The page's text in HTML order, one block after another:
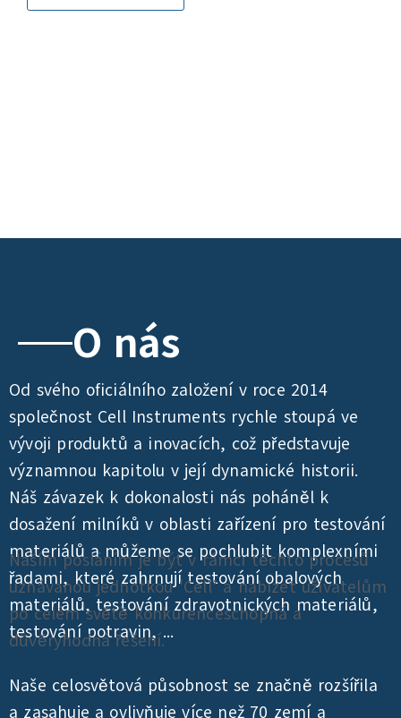
O nás
Od svého oficiálního založení v roce 2014
společnost Cell Instruments rychle stoupá ve
vývoji produktů a inovacích, což představuje
významnou kapitolu v její dynamické historii.
Náš závazek k dokonalosti nás poháněl k
dosažení milníků v oblasti zařízení pro testování
materiálů a můžeme se pochlubit komplexními
řadami, které zahrnují testování obalových
materiálů, testování zdravotnických materiálů,
testování potravin, ...
Naším posláním je být v rámci těchto procesů
uznávanou jednotkou ‘Cell’ a nabízet uživatelům
po celém světě konkurenceschopná a
důvěryhodná řešení.
Naše celosvětová působnost se značně rozšířila
a zasahuje a ovlivňuje více než 70 zemí a